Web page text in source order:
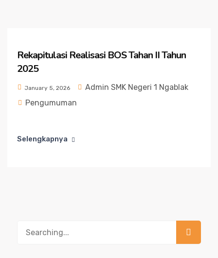
Rekapitulasi Realisasi BOS Tahan II Tahun
2025
January 5, 2026
Admin SMK Negeri 1 Ngablak
Pengumuman
Selengkapnya